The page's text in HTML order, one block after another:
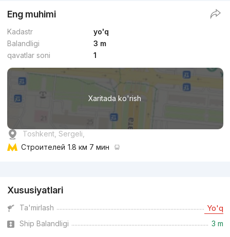
Eng muhimi
Kadastr
yo'q
Balandligi
3 m
qavatlar soni
1
Xaritada ko'rish
Toshkent, Sergeli,
Строителей 1.8 км 7 мин
Xususiyatlari
Ta'mirlash Yo'q
Ship Balandligi 3 m